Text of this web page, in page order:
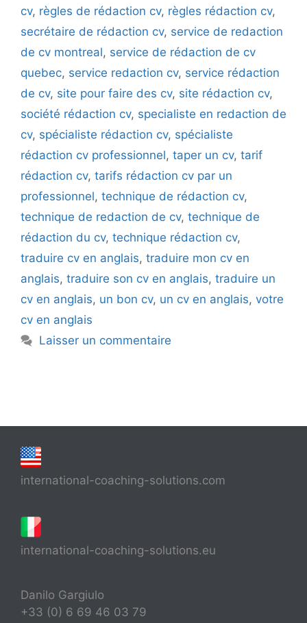
cv, règles de rédaction cv, règles rédaction cv,
secrétaire de rédaction cv, service de redaction
de cv montreal, service de rédaction de cv
quebec, service redaction cv, service rédaction
de cv, site pour faire des cv, site rédaction cv,
société rédaction cv, specialiste en redaction de
cv, spécialiste rédaction cv, spécialiste
rédaction cv professionnel, taper un cv, tarif
rédaction cv, tarifs rédaction cv par un
professionnel, technique de rédaction cv,
technique de redaction de cv, technique de
rédaction du cv, technique rédaction cv,
traduire cv en anglais, traduire mon cv en
anglais, traduire son cv en anglais, traduire un
cv en anglais, un bon cv, un cv en anglais, votre
cv en anglais
Laisser un commentaire
international-coaching-solutions.com
international-coaching-solutions.eu
Danilo Gargiulo
+33 (0) 6 69 46 03 79